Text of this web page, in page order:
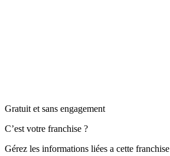
Gratuit et sans engagement
C’est votre franchise ?
Gérez les informations liées a cette franchise